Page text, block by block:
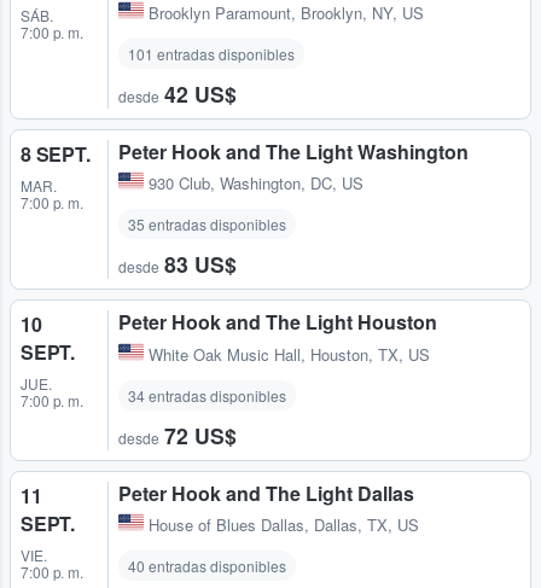
SÁB.
7:00 p. m.
Brooklyn Paramount, Brooklyn, NY, US
101 entradas disponibles
desde 42 US$
8 SEPT.
MAR.
7:00 p. m.
Peter Hook and The Light Washington
930 Club, Washington, DC, US
35 entradas disponibles
desde 83 US$
10
SEPT.
JUE.
7:00 p. m.
Peter Hook and The Light Houston
White Oak Music Hall, Houston, TX, US
34 entradas disponibles
desde 72 US$
11
SEPT.
VIE.
7:00 p. m.
Peter Hook and The Light Dallas
House of Blues Dallas, Dallas, TX, US
40 entradas disponibles